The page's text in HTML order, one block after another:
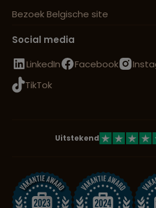
Bezoek Belgische site
Social media
LinkedIn
Facebook
TikTok
Uitstekend